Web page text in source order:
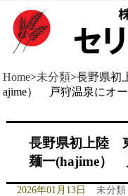
Home>未分類>長野県初
ajime） 戸狩温泉にオ
長野県初上陸
麺一(hajime）
2026年01月13日 未分類